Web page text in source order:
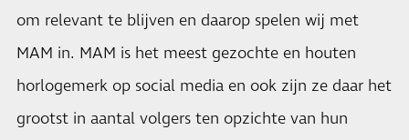
om relevant te blijven en daarop spelen wij met
MAM in. MAM is het meest gezochte en houten
horlogemerk op social media en ook zijn ze daar het
grootst in aantal volgers ten opzichte van hun